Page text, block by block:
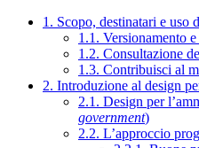
1. Scopo, destinatari e uso
1.1. Versionamento
1.2. Consultazione
1.3. Contribuisci al
2. Introduzione al design
2.1. Design per
government)
2.2. L’approccio